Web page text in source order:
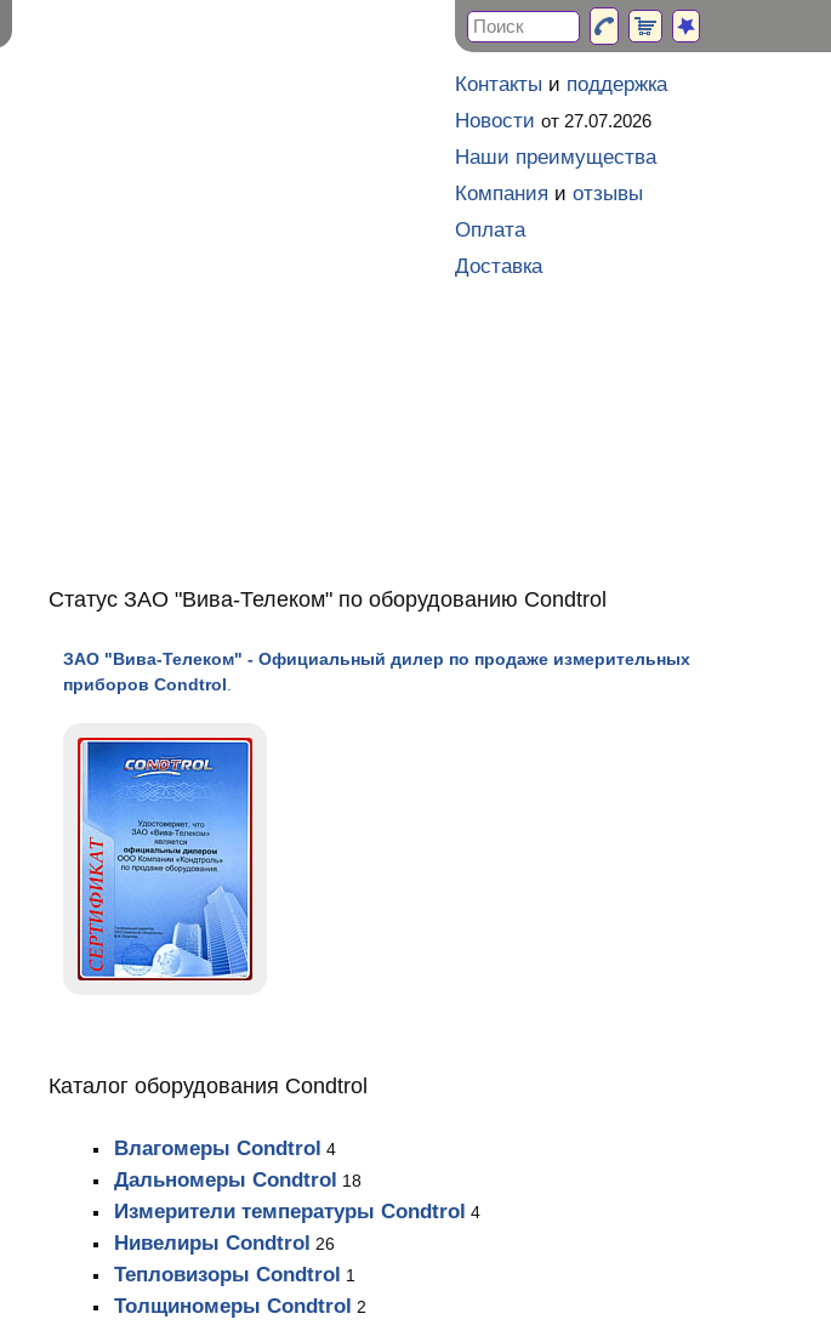
Статус ЗАО "Вива-Телеком" по оборудованию Condtrol
ЗАО "Вива-Телеком" - Официальный дилер по продаже измерительных
приборов Condtrol
Каталог оборудования Condtrol
Влагомеры Condtrol 4
Дальномеры Condtrol 18
Измерители температуры Condtrol 4
Нивелиры Condtrol 26
Тепловизоры Condtrol 1
Толщиномеры Condtrol 2
Контакты и поддержка
Новости от 27.07.2026
Наши преимущества
Компания и отзывы
Оплата
Доставка